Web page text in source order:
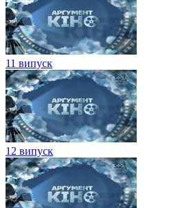
11 випуск
12 випуск